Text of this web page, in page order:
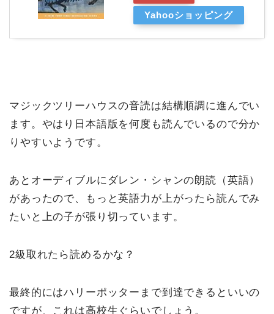
Yahooショッピング
マジックツリーハウスの音読は結構順調に進んでい
ます。やはり日本語版を何度も読んでいるので分か
りやすいようです。
あとオーディブルにダレン・シャンの朗読（英語）
があったので、もっと英語力が上がったら読んでみ
たいと上の子が張り切っています。
2級取れたら読めるかな？
最終的にはハリーポッターまで到達できるといいの
ですが、これは高校生ぐらいでしょう。